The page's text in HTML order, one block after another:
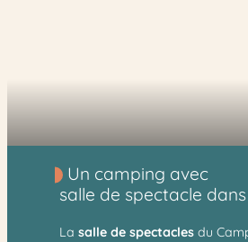
Un camping avec
salle de spectacle
Lasalle de spectacles du